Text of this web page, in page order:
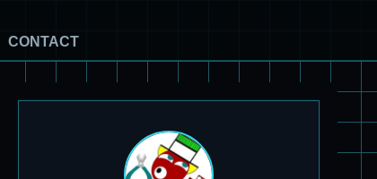
CONTACT
旧キット製作★アオシマ ロボダッチ モビルZ